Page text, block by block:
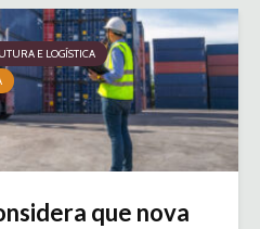
E LOGÍSTICA
que nova